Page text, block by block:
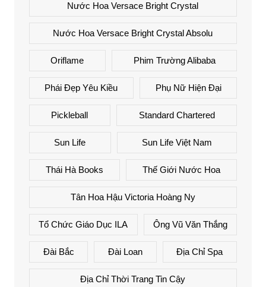
Nước Hoa Versace Bright Crystal
Nước Hoa Versace Bright Crystal Absolu
Oriflame Phim Trường Alibaba
Phái Đẹp Yêu Kiều Phụ Nữ Hiện Đại
Pickleball Standard Chartered
Sun Life Sun Life Việt Nam
Thái Hà Books Thế Giới Nước Hoa
Tân Hoa Hậu Victoria Hoàng Ny
Tổ Chức Giáo Dục ILA Ông Vũ Văn Thắng
Đài Bắc Đài Loan Địa Chỉ Spa
Địa Chỉ Thời Trang Tin Cậy